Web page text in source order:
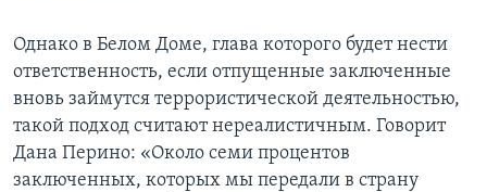
Однако в Белом Доме, глава которого будет нести
ответственность, если отпущенные заключенные
вновь займутся террористической деятельностью,
такой подход считают нереалистичным. Говорит
Дана Перино: «Около семи процентов
заключенных, которых мы передали в страну